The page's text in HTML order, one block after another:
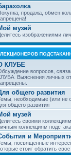
продажа, обмен
музей
изображениями
КЛУБЕ
вопросов,
Выяснения личных
общего развития
необходимые (или не
общего развития
музей
своими
коллекциям
и
посвященные
стоит обратить